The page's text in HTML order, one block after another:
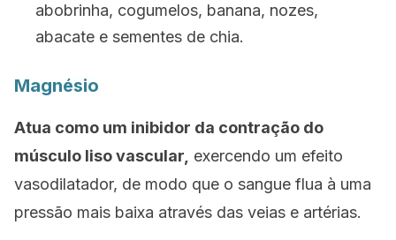
abobrinha, cogumelos, banana, nozes,
abacate e sementes de chia.
Magnésio
Atua como um inibidor da contração do
músculo liso vascular, exercendo um efeito
vasodilatador, de modo que o sangue flua à uma
pressão mais baixa através das veias e artérias.